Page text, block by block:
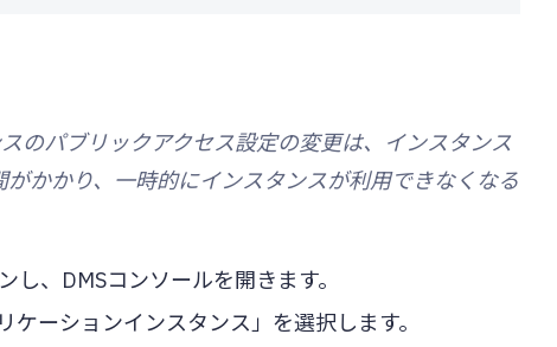
のパブリックアクセス設定の変更は、インスタンス
かかり、一時的にインスタンスが利用できなくなる
、DMSコンソールを開きます。
ーションインスタンス」を選択します。